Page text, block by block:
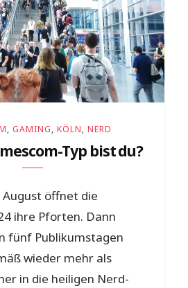
,GAMING,KÖLN,NERD
Typ bist du?
August öffnet die
ihre Pforten. Dann
fünf Publikumstagen
wieder mehr als
in die heiligen Nerd-